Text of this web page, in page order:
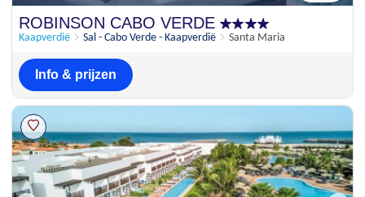
Schitterend
281 beoordelingen
ROBINSON CABO VERDE
Kaapverdië Sal - Cabo Verde - Kaapverdië Santa Maria
Info & prijzen